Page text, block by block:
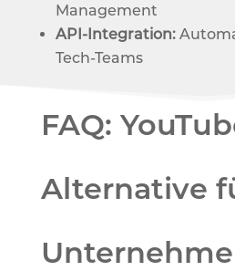
Management
API-Integration:
Tech-Teams
FAQ:
Alternative